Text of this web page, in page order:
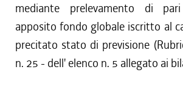
mediante prelevamento di
apposito fondo globale iscritto al
precitato stato di previsione
n. 25 - dell' elenco n. 5 allegato ai